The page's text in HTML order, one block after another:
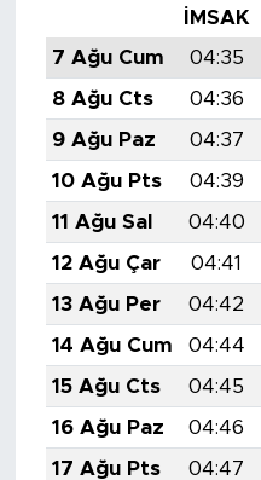
İMSAK
7 Ağu Cum
04:35
8 Ağu Cts
04:36
9 Ağu Paz
04:37
10 Ağu Pts
04:39
11 Ağu Sal
04:40
12 Ağu Çar
04:41
13 Ağu Per
04:42
14 Ağu Cum
04:44
15 Ağu Cts
04:45
16 Ağu Paz
04:46
17 Ağu Pts
04:47